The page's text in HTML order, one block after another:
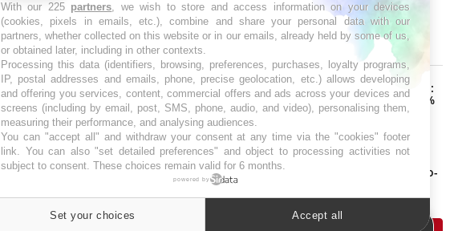
SYMPTÔMES
Douleurs de l’avant-pied :
des métatarsalgies à 90 %
liées à problème d’appui
Mauvaise haleine : il faut
améliorer l’hygiène bucco-
With our 225 partners, we wish to store and access information on your devices
(cookies, pixels in emails, etc.), combine and share your personal data with our
partners, whether collected on this website or in our emails, already held by some of us,
or obtained later, including in other contexts.
Processing this data (identifiers, browsing, preferences, purchases, loyalty programs,
IP, postal addresses and emails, phone, precise geolocation, etc.) allows developing
and offering you services, content, commercial offers and ads across your devices and
screens (including by email, post, SMS, phone, audio, and video), personalising them,
measuring their performance, and analysing audiences.
You can "accept all" and withdraw your consent at any time via the "cookies" footer
link. You can also "set detailed preferences" and object to processing activities not
subject to consent. These choices remain valid for 6 months.
powered by
Set your choices Accept all